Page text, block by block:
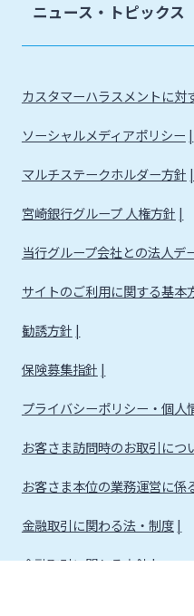
ニュース・トピックス
カスタマーハラスメントに対
ソーシャルメディアポリシー
マルチステークホルダー方針
宮崎銀行グループ 人権方針
当行グループ会社との法人デ
サイトのご利用に関する基本
勧誘方針
保険募集指針
プライバシーポリシー・個人
お客さま訪問時のお取引につ
お客さま本位の業務運営に係
金融取引に関わる法・制度
金融取引に関わる方針